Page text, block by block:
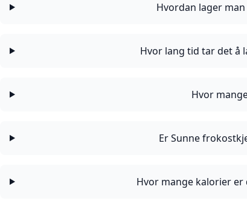
Hvordan lager
Hvor lang tid tar det å
Hvor
Er Sunne
Hvor mange kalorier